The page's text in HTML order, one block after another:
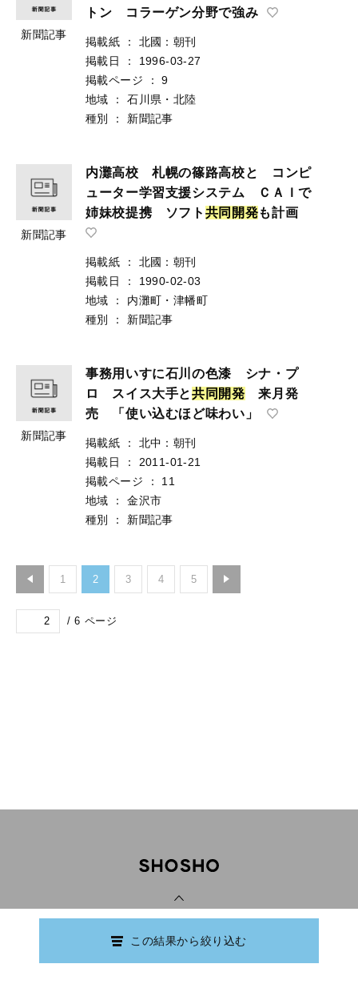
新聞記事
トン コラーゲン分野で強み
掲載紙 ：
北國：朝刊
掲載日
：
1996-03-27
掲載ページ
：
9
地域
：
石川県・北陸
種別
： 新聞記事
新聞記事
内灘高校 札幌の篠路高校と コンピ
ューター学習支援システム ＣＡＩで
姉妹校提携 ソフト 共同 開発も計画
掲載紙 ：
北國：朝刊
掲載日
：
1990-02-03
地域
：
内灘町・津幡町
種別
： 新聞記事
新聞記事
事務用いすに石川の色漆 シナ・プ
ロ スイス大手と共 同 開発 来月発
売 「使い込むほど味わい」
掲載紙 ：
北中：朝刊
掲載日
：
2011-01-21
掲載ページ
：
11
地域
：
金沢市
種別
： 新聞記事
1 2 3 4 5
/ 6 ページ
この結果から絞り込む
Copyright © Ishikawa Prefectural Library.